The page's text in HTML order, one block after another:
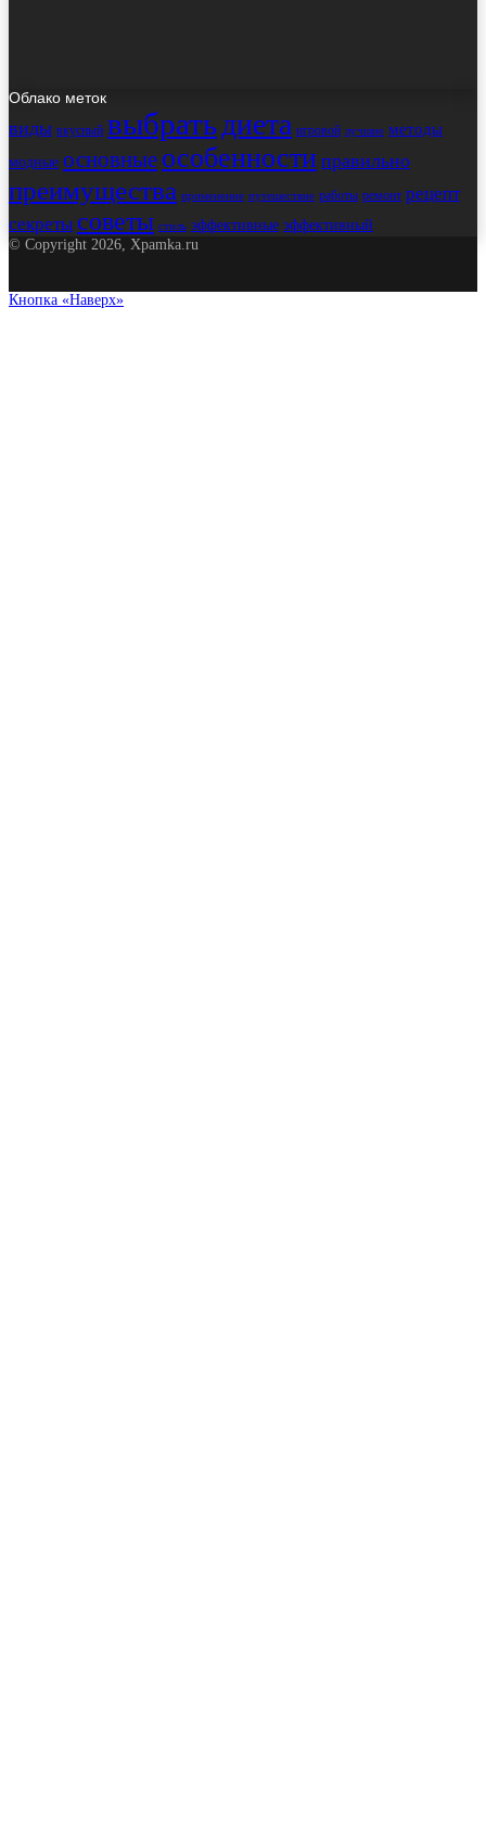
Облако меток
виды вкусный выбратьдиета игровой лучшие методы
модные основные особенности правильно
преимущества применение путешествие работы ремонт рецепт
секреты советы стиль эффективные эффективный
© Copyright 2026, Xpamka.ru
Кнопка «Наверх»